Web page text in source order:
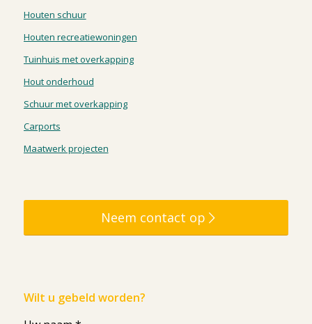
Houten schuur
Houten recreatiewoningen
Tuinhuis met overkapping
Hout onderhoud
Schuur met overkapping
Carports
Maatwerk projecten
Neem contact op
Wilt u gebeld worden?